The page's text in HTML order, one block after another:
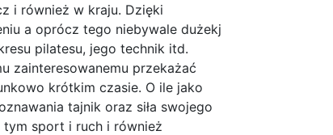
i również w kraju. Dzięki
a oprócz tego niebywale dużekj
pilatesu, jego technik itd.
zainteresowanemu przekażać
krótkim czasie. O ile jako
tajnik oraz siła swojego
tym sport i ruch i również